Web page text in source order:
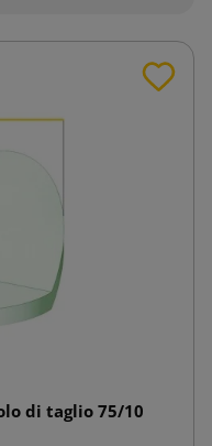
di taglio 75/10